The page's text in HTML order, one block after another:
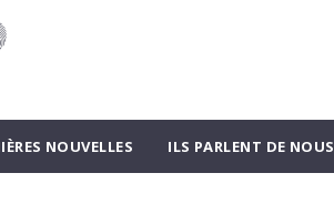
NOUVELLES ILS PARLENT DE NOUS